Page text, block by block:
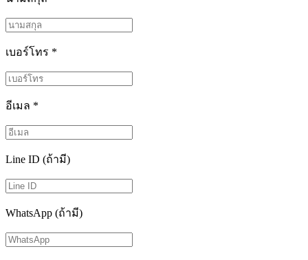
เบอร์โทร *
อีเมล *
Line ID (ถ้ามี)
WhatsApp (ถ้ามี)